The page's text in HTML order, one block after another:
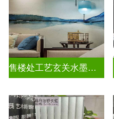
售楼处工艺玄关水墨山水画玻璃